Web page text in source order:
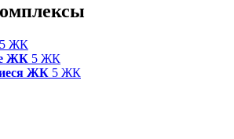
5 ЖК
ЖК 5 ЖК
ЖК 5 ЖК